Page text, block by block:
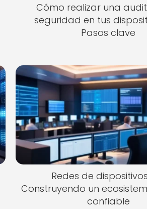
Cómo realizar una
seguridad en tus
Pasos clave
Redes de
Construyendo un
confiable